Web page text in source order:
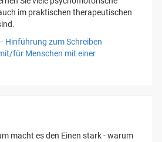
im praktischen therapeutischen
Hinführung zum Schreiben
für Menschen mit einer
macht es den Einen stark - warum